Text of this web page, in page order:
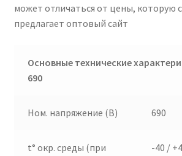
может отличаться от цены, которую
предлагает оптовый сайт
Основные технические
690
Ном. напряжение (В) 690
t° окр. среды (при
-40 /